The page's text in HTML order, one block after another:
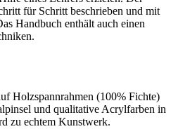
für Schritt beschrieben und mit
Handbuch enthält auch einen
Holzspannrahmen (100% Fichte)
und qualitative Acrylfarben in
zu echtem Kunstwerk.